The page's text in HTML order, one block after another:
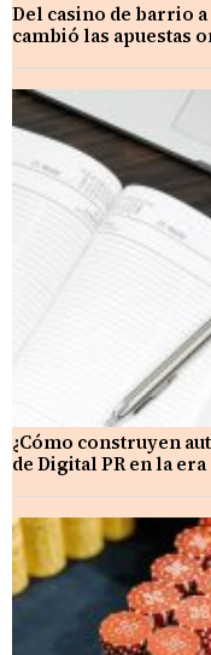
Del casino de barrio
cambió las apuestas
¿Cómo construyen
de Digital PR en la